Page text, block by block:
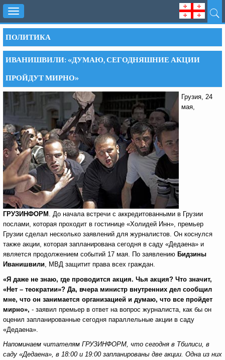
Toggle
navigation
ПОЛИТИКА
ИВАНИШВИЛИ: «ДУМАЮ, СЕГОДНЯШНИЕ АКЦИИ
ПРОЙДУТ МИРНО»
Грузия, 24
мая,
ГРУЗИНФОРМ . До начала встречи с аккредитованными в Грузии
послами, которая проходит в гостинице «Холидей Инн», премьер
Грузии сделал несколько заявлений для журналистов. Он коснулся
также акции, которая запланирована сегодня в саду «Дедаена» и
является продолжением событий 17 мая. По заявлению Бидзины
Иванишвили, МВД защитит права всех граждан.
«Я даже не знаю, где проводится акция. Чья акция? Что значит,
«Нет – теократии»? Да, вчера министр внутренних дел сообщил
мне, что он занимается организацией и думаю, что все пройдет
мирно», - заявил премьер в ответ на вопрос журналиста, как бы он
оценил запланированные сегодня параллельные акции в саду
«Дедаена».
Напоминаем читателям ГРУЗИНФОРМ, что сегодня в Тбилиси, в
саду «Дедаена», в 18:00 и 19:00 запланированы две акции. Одна из них